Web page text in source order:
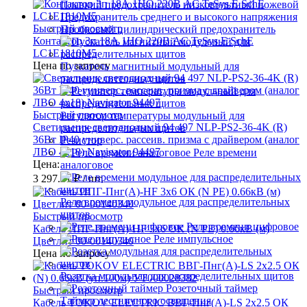
Плавкий предохранитель низковольтный ножевой
Предохранитель среднего и высокого напряжения
Пробковый цилиндрический предохранитель
Пускатель магнитный модульный для
распределительных щитов
Регулятор температуры модульный для
распределительных щитов
Резистор
Реле времени
аналоговое
Реле времени модульное для распределительных
щитов
Реле времени цифровое
Реле импульсное
Розетка модульная для распределительных щитов
Розеточный таймер
Таймер лестничного освещения
Быстрый просмотр
Контактор 3п 18А 1НО 220В AC TeSys E SchE
LC1E1810M5
Цена по запросу
Быстрый просмотр
Светильник светодиодный 94 497 NLP-PS2-36-4K (R)
36Вт IP40 универс. рассеив. призма с драйвером (аналог
ЛВО 4х18) Navigator 94497
Цена:
3 297.31 ₽/ шт.
Быстрый просмотр
Кабель ППГ-Пнг(А)-HF 3х6 ОК (N PE) 0.66кВ (м)
Цветлит 00-00140340
Цена по запросу
Быстрый просмотр
Кабель TOKOV ELECTRIC ВВГ-Пнг(А)-LS 2х2.5 ОК